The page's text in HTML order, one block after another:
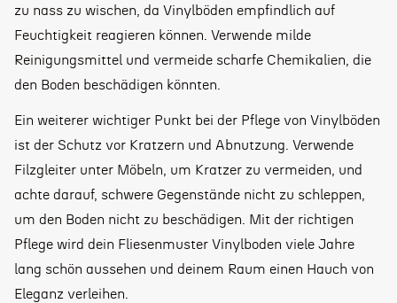
zu nass zu wischen, da Vinylböden empfindlich auf
Feuchtigkeit reagieren können. Verwende milde
Reinigungsmittel und vermeide scharfe Chemikalien, die
den Boden beschädigen könnten.
Ein weiterer wichtiger Punkt bei der Pflege von Vinylböden
ist der Schutz vor Kratzern und Abnutzung. Verwende
Filzgleiter unter Möbeln, um Kratzer zu vermeiden, und
achte darauf, schwere Gegenstände nicht zu schleppen,
um den Boden nicht zu beschädigen. Mit der richtigen
Pflege wird dein Fliesenmuster Vinylboden viele Jahre
lang schön aussehen und deinem Raum einen Hauch von
Eleganz verleihen.